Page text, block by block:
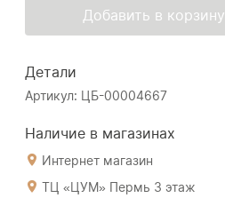
Добавить в корзину
Детали
Артикул: ЦБ-00004667
Наличие в магазинах
Интернет магазин
ТЦ «ЦУМ» Пермь 3 этаж